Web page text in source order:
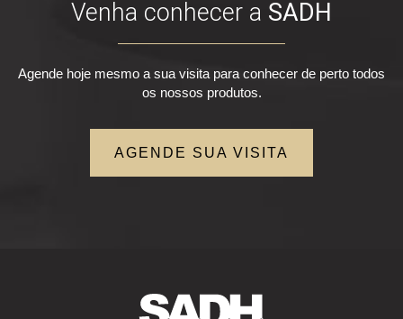
Venha conhecer a SADH
Agende hoje mesmo a sua visita para conhecer de perto todos
os nossos produtos.
AGENDE SUA VISITA